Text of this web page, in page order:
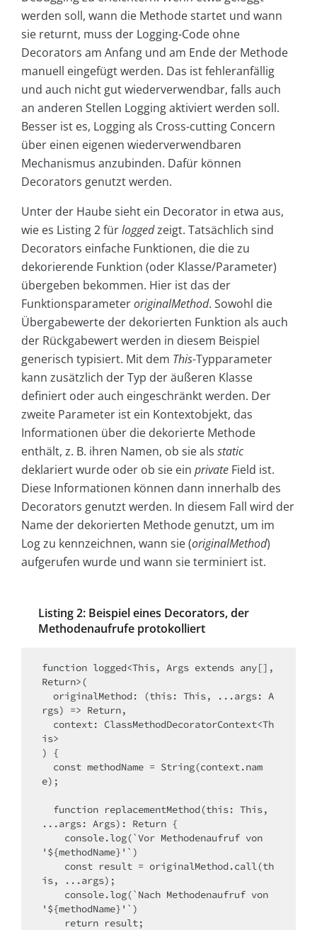
werden soll, wann die Methode startet und wann
sie returnt, muss der Logging-Code ohne
Decorators am Anfang und am Ende der Methode
manuell eingefügt werden. Das ist fehleranfällig
und auch nicht gut wiederverwendbar, falls auch
an anderen Stellen Logging aktiviert werden soll.
Besser ist es, Logging als Cross-cutting Concern
über einen eigenen wiederverwendbaren
Mechanismus anzubinden. Dafür können
Decorators genutzt werden.
Unter der Haube sieht ein Decorator in etwa aus,
wie es Listing 2 fürloggedzeigt. Tatsächlich sind
Decorators einfache Funktionen, die die zu
dekorierende Funktion (oder Klasse/Parameter)
übergeben bekommen. Hier ist das der
FunktionsparameteroriginalMethod. Sowohl die
Übergabewerte der dekorierten Funktion als auch
der Rückgabewert werden in diesem Beispiel
generisch typisiert. Mit dem This-Typparameter
kann zusätzlich der Typ der äußeren Klasse
definiert oder auch eingeschränkt werden. Der
zweite Parameter ist ein Kontextobjekt, das
Informationen über die dekorierte Methode
enthält, z. B. ihren Namen, ob sie als static
deklariert wurde oder ob sie ein private Field ist.
Diese Informationen können dann innerhalb des
Decorators genutzt werden. In diesem Fall wird der
Name der dekorierten Methode genutzt, um im
Log zu kennzeichnen, wann sie (originalMethod)
aufgerufen wurde und wann sie terminiert ist.
Listing 2: Beispiel eines Decorators, der
Methodenaufrufe protokolliert
function logged<This, Args extends any[],
Return>(
rgs) => Return,
is>
) {
e);
...args: Args): Return {
'${methodName}'`)
is, ...args);
'${methodName}'`)